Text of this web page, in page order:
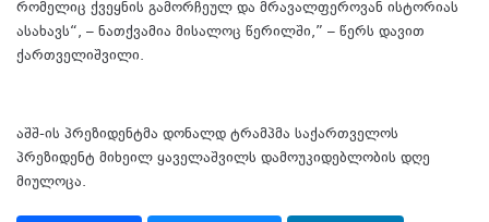
რომელიც ქვეყნის გამორჩეულ და მრავალფეროვან ისტორიას
ასახავს“, – ნათქვამია მისალოც წერილში,” – წერს დავით
ქართველიშვილი.
აშშ-ის პრეზიდენტმა დონალდ ტრამპმა საქართველოს
პრეზიდენტ მიხეილ ყაველაშვილს დამოუკიდებლობის დღე
მიულოცა.